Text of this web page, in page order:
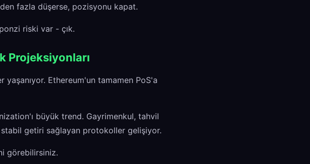
fazla düşerse, pozisyonu kapat.
riski var - çık.
Projeksiyonları
Ethereum'un tamamen PoS'a
büyük trend. Gayrimenkul, tahvil
stabil getiri sağlayan protokoller gelişiyor.
görebilirsiniz.